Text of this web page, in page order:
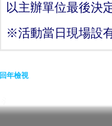
以主辦單位最後決
※活動當日現場設
回年檢視